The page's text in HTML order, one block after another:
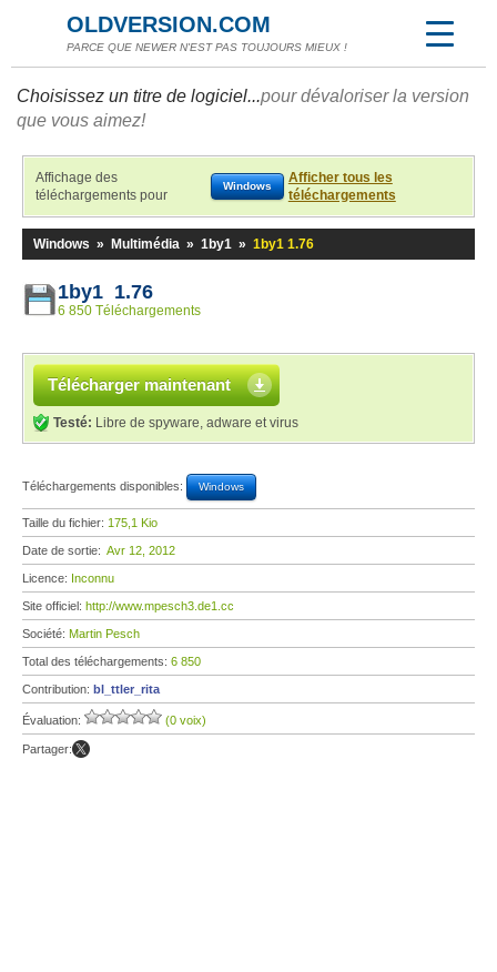
OLDVERSION.COM
PARCE QUE NEWER N'EST PAS TOUJOURS MIEUX !
Choisissez un titre de logiciel...pour dévaloriser la version
que vous aimez!
Affichage des
téléchargements pour
Windows
Afficher tous les
téléchargements
Windows » Multimédia » 1by1 » 1by1 1.76
1by1 1.76
6 850 Téléchargements
Télécharger maintenant
Testé: Libre de spyware, adware et virus
Téléchargements disponibles: Windows
Taille du fichier: 175,1 Kio
Date de sortie: Avr 12, 2012
Licence: Inconnu
Site officiel: http://www.mpesch3.de1.cc
Société: Martin Pesch
Total des téléchargements: 6 850
Contribution: bl_ttler_rita
Évaluation: (0 voix)
Partager: